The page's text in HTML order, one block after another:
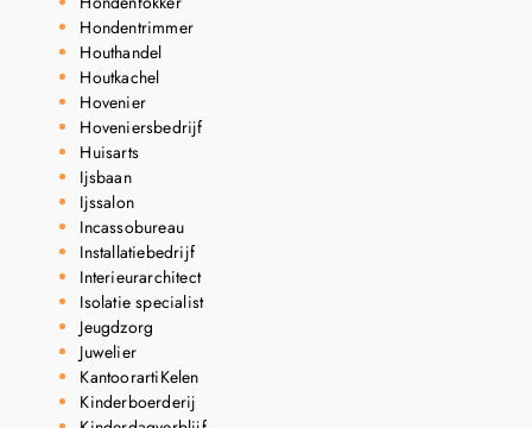
Hondentrimmer
Houthandel
Houtkachel
Hovenier
Hoveniersbedrijf
Huisarts
Ijsbaan
Ijssalon
Incassobureau
Installatiebedrijf
Interieurarchitect
Isolatie specialist
Jeugdzorg
Juwelier
KantoorartiKelen
Kinderboerderij